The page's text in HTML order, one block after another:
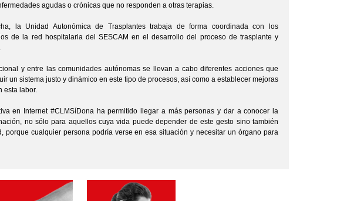
agudas o crónicas que no responden a otras terapias.
la Unidad Autonómica de Trasplantes trabaja de forma coordinada con los
de la red hospitalaria del SESCAM en el desarrollo del proceso de trasplante y
y entre las comunidades autónomas se llevan a cabo diferentes acciones que
un sistema justo y dinámico en este tipo de procesos, así como a establecer mejoras
esta labor.
en Internet #CLMSíDona ha permitido llegar a más personas y dar a conocer la
no sólo para aquellos cuya vida puede depender de este gesto sino también
porque cualquier persona podría verse en esa situación y necesitar un órgano para